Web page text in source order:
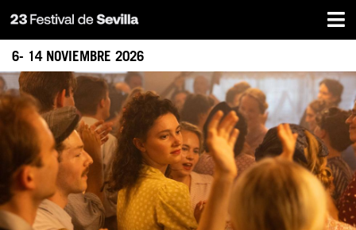
Pasar
al
contenido
principal
6- 14 NOVIEMBRE 2026